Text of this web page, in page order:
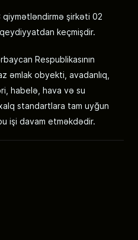
qiymətləndirmə şirkəti 02
keçmişdir.
Respublikasının
əmlak obyekti, avadanlıq,
habelə, hava və su
standartlara tam uyğun
işi davam etməkdədir.